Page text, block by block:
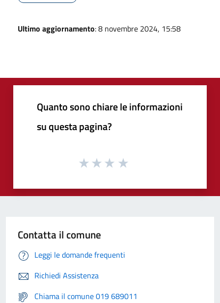
Ultimo aggiornamento: 8 novembre 2024, 15:58
Quanto sono chiare le informazioni
su questa pagina?
Contatta il comune
Leggi le domande frequenti
Richiedi Assistenza
Chiama il comune 019 689011